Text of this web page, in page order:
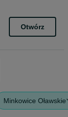
Otwórz
Minkowice Oławskie